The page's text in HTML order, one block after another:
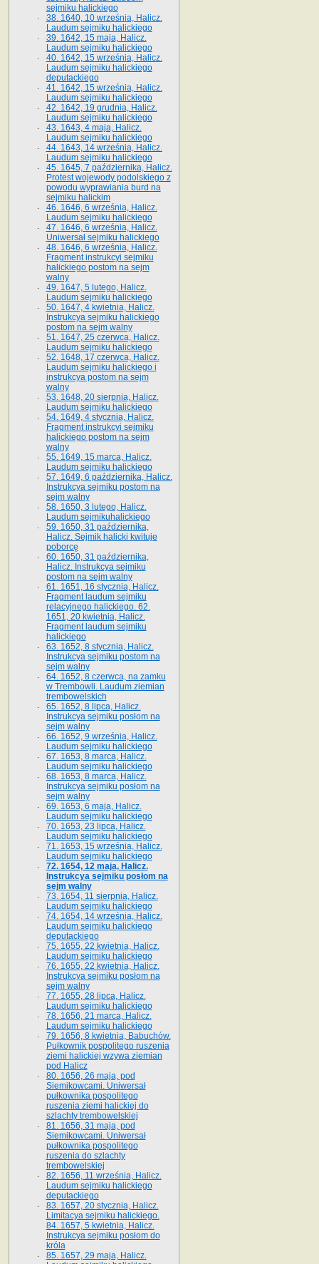
sejmiku halickiego
38. 1640, 10 września, Halicz.
Laudum sejmiku halickiego
39. 1642, 15 maja, Halicz.
Laudum sejmiku halickiego
40. 1642, 15 września, Halicz.
Laudum sejmiku halickiego
deputackiego
41. 1642, 15 września, Halicz.
Laudum sejmiku halickiego
42. 1642, 19 grudnia, Halicz.
Laudum sejmiku halickiego
43. 1643, 4 maja, Halicz.
Laudum sejmiku halickiego
44. 1643, 14 września, Halicz.
Laudum sejmiku halickiego
45. 1645, 7 października, Halicz.
Protest wojewody podolskiego z
powodu wyprawiania burd na
sejmiku halickim
46. 1646, 6 września, Halicz.
Laudum sejmiku halickiego
47. 1646, 6 września, Halicz.
Uniwersał sejmiku halickiego
48. 1646, 6 września, Halicz.
Fragment instrukcyi sejmiku
halickiego postom na sejm
walny
49. 1647, 5 lutego, Halicz.
Laudum sejmiku halickiego
50. 1647, 4 kwietnia, Halicz.
Instrukcya sejmiku halickiego
postom na sejm walny
51. 1647, 25 czerwca, Halicz.
Laudum sejmiku halickiego
52. 1648, 17 czerwca, Halicz.
Laudum sejmiku halickiego i
instrukcya postom na sejm
walny
53. 1648, 20 sierpnia, Halicz.
Laudum sejmiku halickiego
54. 1649, 4 stycznia, Halicz.
Fragment instrukcyi sejmiku
halickiego postom na sejm
walny
55. 1649, 15 marca, Halicz.
Laudum sejmiku halickiego
57. 1649, 6 października, Halicz.
Instrukcya sejmiku postom na
sejm walny
58. 1650, 3 lutego, Halicz.
Laudum sejmikuhalickiego
59. 1650, 31 października,
Halicz. Sejmik halicki kwituje
poborcę
60. 1650, 31 października,
Halicz. Instrukcya sejmiku
postom na sejm walny
61. 1651, 16 stycznia, Halicz.
Fragment laudum sejmiku
relacyjnego halickiego. 62.
1651, 20 kwietnia, Halicz.
Fragment laudum sejmiku
halickiego
63. 1652, 8 stycznia, Halicz.
Instrukcya sejmiku postom na
sejm walny
64. 1652, 8 czerwca, na zamku
w Trembowli. Laudum ziemian
trembowelskich
65. 1652, 8 lipca, Halicz.
Instrukcya sejmiku posłom na
sejm walny
66. 1652, 9 września, Halicz.
Laudum sejmiku halickiego
67. 1653, 8 marca, Halicz.
Laudum sejmiku halickiego
68. 1653, 8 marca, Halicz.
Instrukcya sejmiku posłom na
sejm walny
69. 1653, 6 maja, Halicz.
Laudum sejmiku halickiego
70. 1653, 23 lipca, Halicz.
Laudum sejmiku halickiego
71. 1653, 15 września, Halicz.
Laudum sejmiku halickiego
72. 1654, 12 maja, Halicz.
Instrukcya sejmiku posłom na
sejm walny
73. 1654, 11 sierpnia, Halicz.
Laudum sejmiku halickiego
74. 1654, 14 września, Halicz.
Laudum sejmiku halickiego
deputackiego
75. 1655, 22 kwietnia, Halicz.
Laudum sejmiku halickiego
76. 1655, 22 kwietnia, Halicz.
Instrukcya sejmiku posłom na
sejm walny
77. 1655, 28 lipca, Halicz.
Laudum sejmiku halickiego
78. 1656, 21 marca, Halicz.
Laudum sejmiku halickiego
79. 1656, 8 kwietnia, Babuchów.
Pułkownik pospolitego ruszenia
ziemi halickiej wzywa ziemian
pod Halicz
80. 1656, 26 maja, pod
Siemikowcami. Uniwersał
pułkownika pospolitego
ruszenia ziemi halickiej do
szlachty trembowelskiej
81. 1656, 31 maja, pod
Siemikowcami. Uniwersał
pułkownika pospolitego
ruszenia do szlachty
trembowelskiej
82. 1656, 11 września, Halicz.
Laudum sejmiku halickiego
deputackiego
83. 1657, 20 stycznia, Halicz.
Limitacya sejmiku halickiego.
84. 1657, 5 kwietnia, Halicz.
Instrukcya sejmiku posłom do
króla
85. 1657, 29 maja, Halicz.